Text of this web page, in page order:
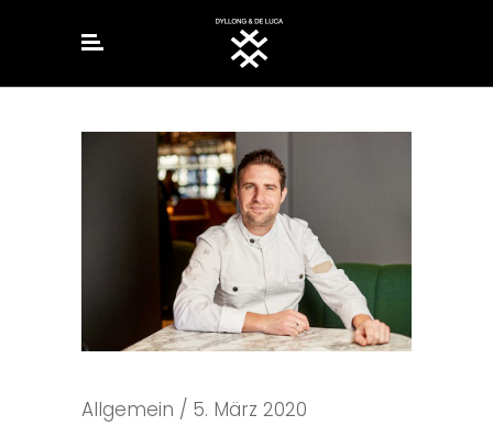
Allgemein 5. März 2020